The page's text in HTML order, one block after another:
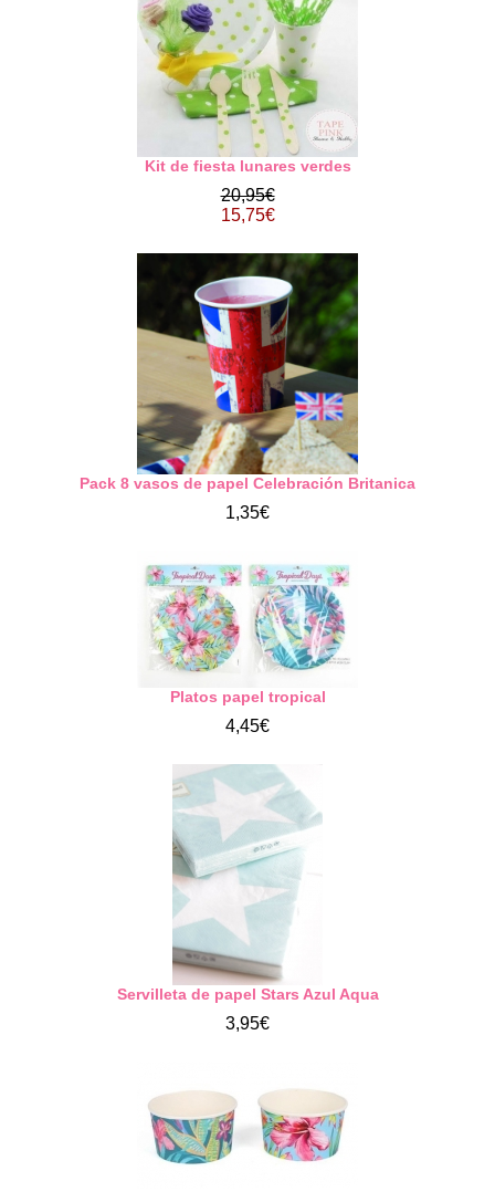
Kit de fiesta lunares verdes
20,95€
15,75€
Pack 8 vasos de papel Celebración Britanica
1,35€
Platos papel tropical
4,45€
Servilleta de papel Stars Azul Aqua
3,95€